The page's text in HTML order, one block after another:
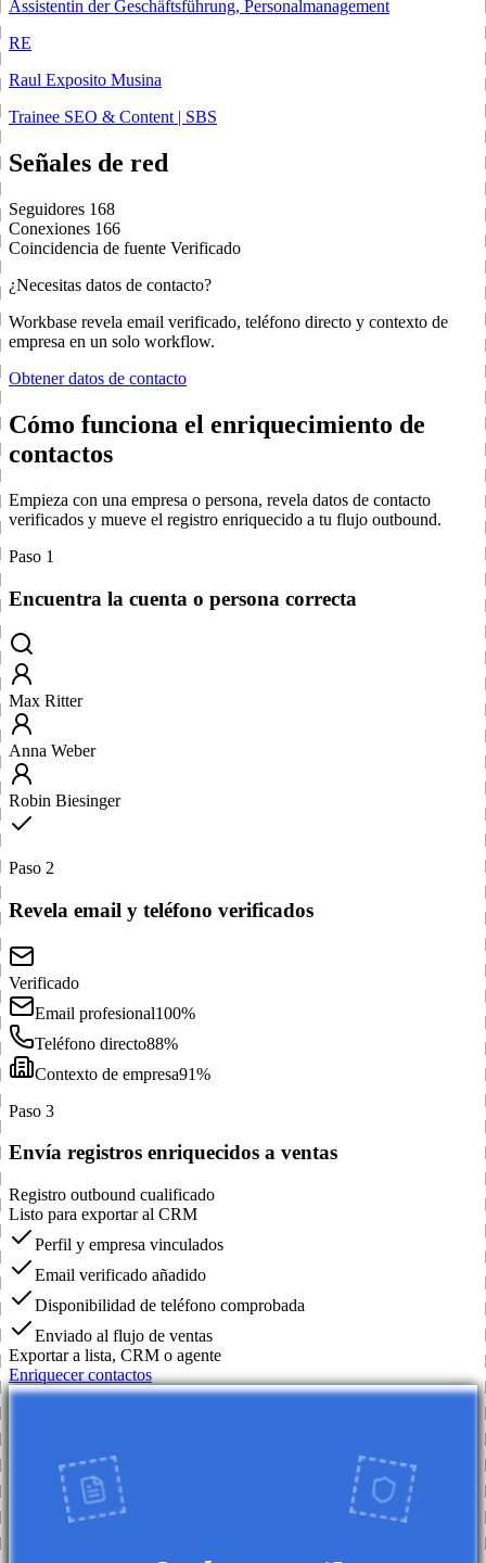
Assistentin der Geschäftsführung, Personalmanagement
RE
Raul Exposito Musina
Trainee SEO & Content | SBS
Señales de red
Seguidores 168
Conexiones 166
Coincidencia de fuente Verificado
¿Necesitas datos de contacto?
Workbase revela email verificado, teléfono directo y contexto de
empresa en un solo workflow.
Obtener datos de contacto
Cómo funciona el enriquecimiento de
contactos
Empieza con una empresa o persona, revela datos de contacto
verificados y mueve el registro enriquecido a tu flujo outbound.
Paso 1
Encuentra la cuenta o persona correcta
Max Ritter
Anna Weber
Robin Biesinger
Paso 2
Revela email y teléfono verificados
Verificado
Email profesional100%
Teléfono directo88%
Contexto de empresa91%
Paso 3
Envía registros enriquecidos a ventas
Registro outbound cualificado
Listo para exportar al CRM
Perfil y empresa vinculados
Email verificado añadido
Disponibilidad de teléfono comprobada
Enviado al flujo de ventas
Exportar a lista, CRM o agente
Enriquecer contactos